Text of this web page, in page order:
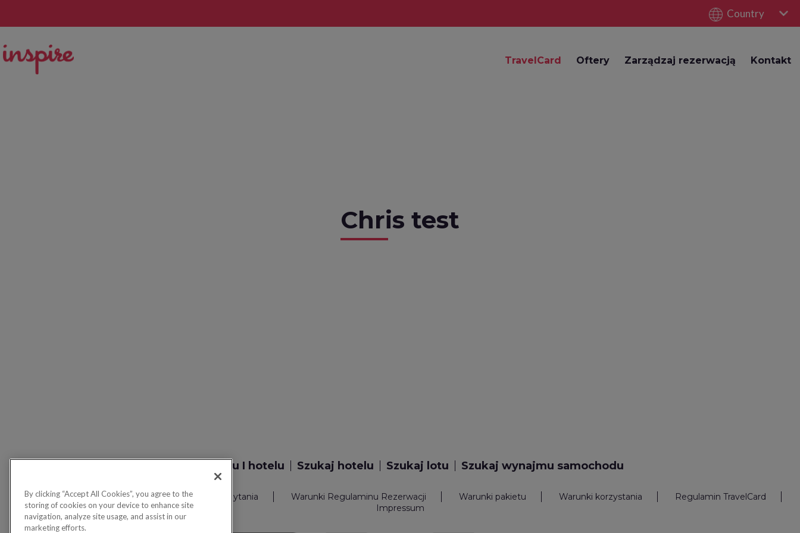
Country
TravelCard Oftery Zarządzaj rezerwacją Kontakt
Chris test
Szukaj lotu I hotelu Szukaj hotelu Szukaj lotu Szukaj wynajmu samochodu
Polityka prywatności Często zadawane pytania Warunki Regulaminu Rezerwacji Warunki pakietu Warunki korzystania
Regulamin TravelCard
Impressum
By clicking “Accept All Cookies”, you agree to the
storing of cookies on your device to enhance site
navigation, analyze site usage, and assist in our
marketing efforts.